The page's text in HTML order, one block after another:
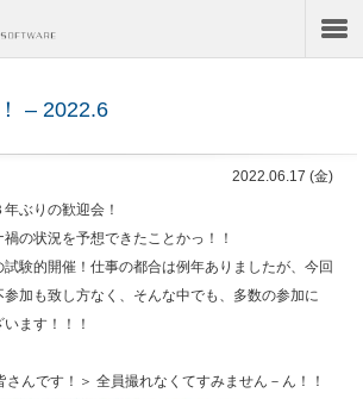
– 2022.6
2022.06.17 (金)
ぶりの歓迎会！
の状況を予想できたことかっ！！
験的開催！仕事の都合は例年ありましたが、今回
加も致し方なく、そんな中でも、多数の参加に
ます！！！
さんです！＞ 全員撮れなくてすみません－ん！！